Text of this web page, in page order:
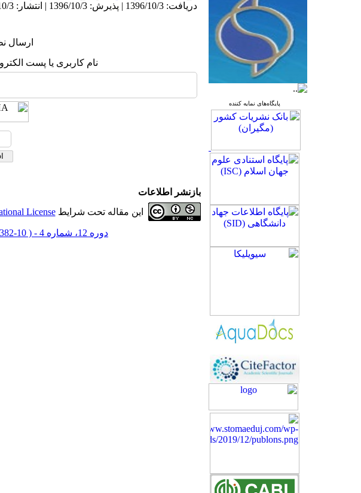
پایگاه‌های نمایه کننده
دریافت: 1396/10/3 | پذیرش: 1396/10/3 | انتشار: 1396/10/3
ارسال
نام کاربری یا پست
بازنشر اطلاعات
این مقاله تحت شرایطLicense
دوره 12، شماره 4 - ( 10-1382 )